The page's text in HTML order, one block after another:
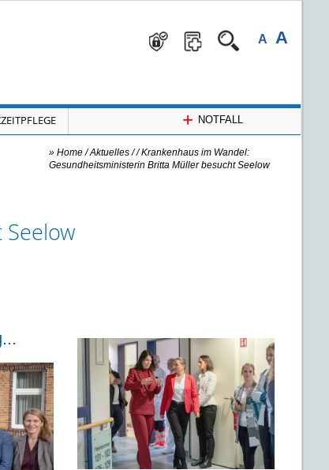
A A
+ NOTFALL
» Home/ Aktuelles //Krankenhaus im Wandel:
Gesundheitsministerin Britta Müller besucht Seelow